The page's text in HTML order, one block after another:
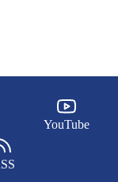
YouTube